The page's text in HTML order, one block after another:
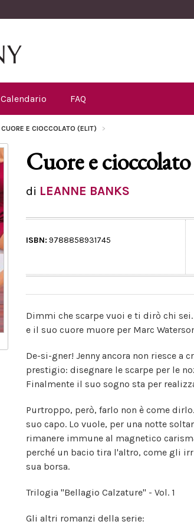
Calendario FAQ
CUORE E CIOCCOLATO (ELIT)
Cuore e
di LEANNE BANKS
ISBN: 9788858931745
Dimmi che scarpe vuoi e ti dirò chi
e il suo cuore muore per Marc
De-si-gner! Jenny ancora non riesce
prestigio: disegnare le scarpe per le
Finalmente il suo sogno sta per
Purtroppo, però, farlo non è come
suo capo. Lo vuole, per una notte
rimanere immune al magnetico
perché un bacio tira l'altro, come gli
sua borsa.
Trilogia "Bellagio Calzature" - Vol. 1
Gli altri romanzi della serie: